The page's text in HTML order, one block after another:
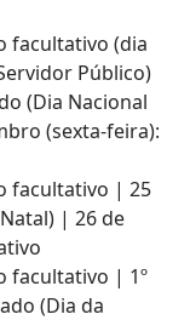
facultativo (dia
Público)
(Dia Nacional
(sexta-feira):
facultativo | 25
| 26 de
facultativo | 1º
(Dia da